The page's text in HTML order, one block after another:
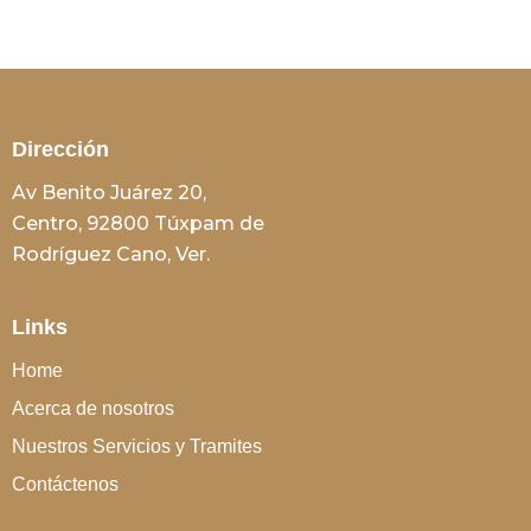
Dirección
Av Benito Juárez 20,
Centro, 92800 Túxpam de
Rodríguez Cano, Ver.
Links
Home
Acerca de nosotros
Nuestros Servicios y Tramites
Contáctenos